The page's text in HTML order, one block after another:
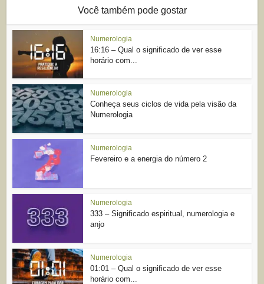
Você também pode gostar
Numerologia
16:16 – Qual o significado de ver esse
horário com...
Numerologia
Conheça seus ciclos de vida pela visão da
Numerologia
Numerologia
Fevereiro e a energia do número 2
Numerologia
333 – Significado espiritual, numerologia e
anjo
Numerologia
01:01 – Qual o significado de ver esse
horário com...